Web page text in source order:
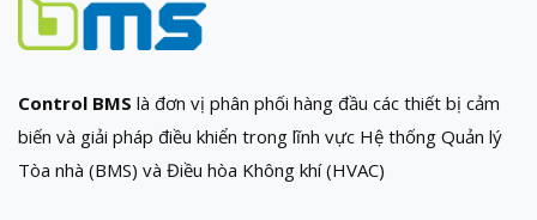
Control BMS là đơn vị phân phối hàng đầu các thiết bị cảm
biến và giải pháp điều khiển trong lĩnh vực Hệ thống Quản lý
Tòa nhà (BMS) và Điều hòa Không khí (HVAC)